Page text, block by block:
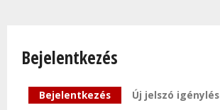
Bejelentkezés
Elsődleges fülek
Bejelentkezés (aktív fül)
Új jelszó